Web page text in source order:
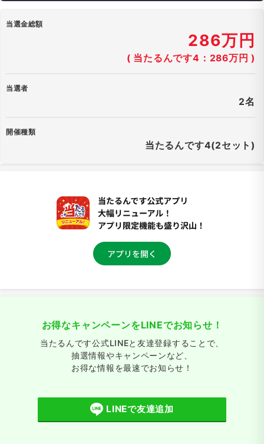
当選金総額
286万円
( 当たるんです4：286万円 )
当選者
2名
開催種類
当たるんです4(2セット)
お得なキャンペーンをLINEでお知らせ！
当たるんです公式LINEと友達登録することで、
抽選情報やキャンペーンなど、
お得な情報を最速でお知らせ！
LINEで友達追加